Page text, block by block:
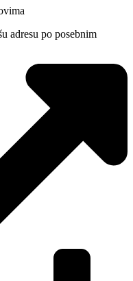
adresu po posebnim